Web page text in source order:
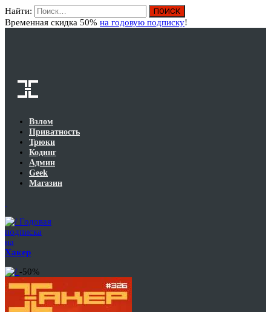
Найти:
Временная скидка 50% на годовую подписку!
Взлом
Приватность
Трюки
Кодинг
Админ
Geek
Магазин
Годовая
подписка
на
Хакер
-50%